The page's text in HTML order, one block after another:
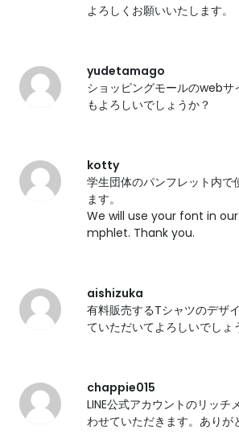
よろしくお願いいたします。
yudetamago
ショッピングモールのwebサ
もよろしいでしょうか？
kotty
学生団体のパンフレット内で
ます。
We will use your font in
mphlet. Thank you.
aishizuka
有料販売するTシャツのデザ
ていただいてよろしいでしょ
chappie015
LINE公式アカウントのリッチ
わせていただきます。ありが